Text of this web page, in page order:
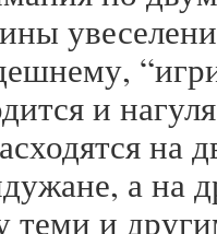
и
на
а на
и